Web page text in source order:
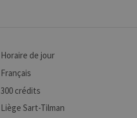
Horaire de jour
Français
300 crédits
Liège Sart-Tilman